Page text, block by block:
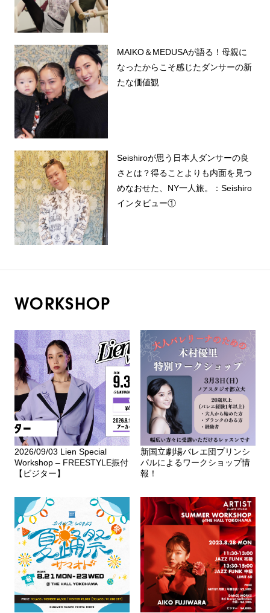
MAIKO＆MEDUSAが語る！母親に
なったからこそ感じたダンサーの新
たな価値観
Seishiroが思う日本人ダンサーの良
さとは？得ることよりも内面を見つ
めなおせた、NY一人旅。：Seishiro
インタビュー①
WORKSHOP
2026/09/03 Lien Special
Workshop – FREESTYLE振付
【ビジター】
新国立劇場バレエ団プリンシ
パルによるワークショップ情
報！